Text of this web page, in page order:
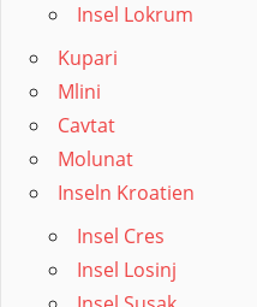
Insel Lokrum
Kupari
Mlini
Cavtat
Molunat
Inseln Kroatien
Insel Cres
Insel Losinj